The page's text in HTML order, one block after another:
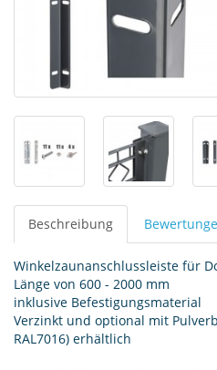
Beschreibung
Winkelzaunanschlussleiste für
Länge von 600 - 2000 mm
inklusive Befestigungsmaterial
Verzinkt und optional mit
RAL7016) erhältlich